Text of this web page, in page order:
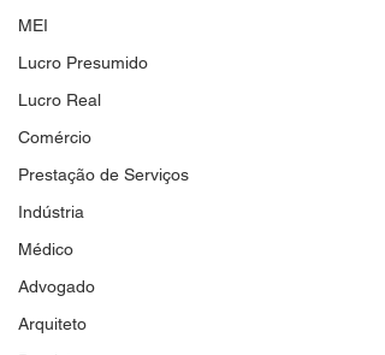
MEI
Lucro Presumido
Lucro Real
Comércio
Prestação de Serviços
Indústria
Médico
Advogado
Arquiteto